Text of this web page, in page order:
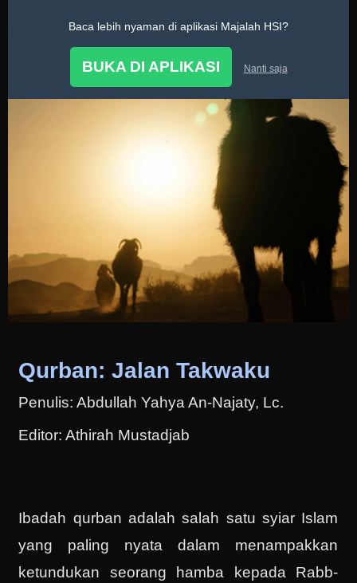
Baca lebih nyaman di aplikasi Majalah HSI?
BUKA DI APLIKASI Nanti saja
Qurban: Jalan Takwaku
Penulis: Abdullah Yahya An-Najaty, Lc.
Editor: Athirah Mustadjab
Ibadah qurban adalah salah satu syiar Islam
yang paling nyata dalam menampakkan
ketundukan seorang hamba kepada Rabb-